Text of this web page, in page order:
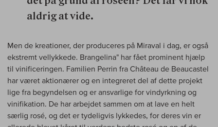
aldrig at vide.
Men de kreationer, der produceres på Miraval i dag, er også
ekstremt vellykkede. Brangelina" har fået prominent hjælp
til vinificeringen. Familien Perrin fra Château de Beaucastel
har været aktionærer og en integreret del af dette projekt
lige fra begyndelsen og er ansvarlige for vindyrkning og
vinifikation. De har arbejdet sammen om at lave en helt
særlig rosé, og det er tydeligvis lykkedes, for deres vin er